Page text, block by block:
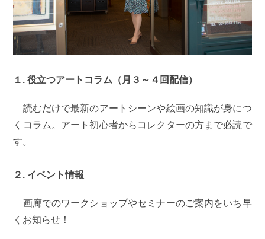
１. 役立つアートコラム（月３～４回配信）
読むだけで最新のアートシーンや絵画の知識が身につ
くコラム。アート初心者からコレクターの方まで必読で
す。
２. イベント情報
画廊でのワークショップやセミナーのご案内をいち早
くお知らせ！